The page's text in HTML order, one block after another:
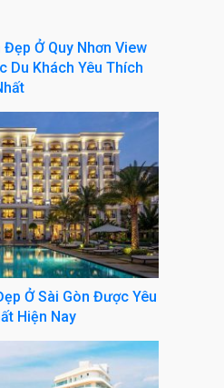
Ở Quy Nhơn View
Du Khách Yêu Thích
Ở Sài Gòn Được Yêu
Hiện Nay